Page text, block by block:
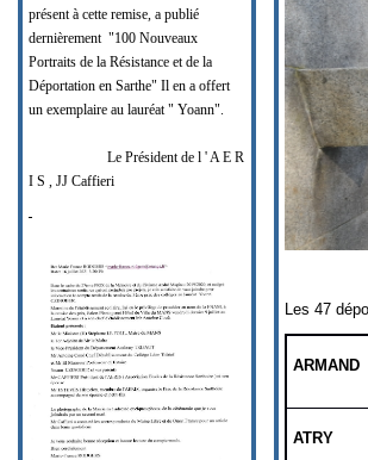
présent à cette remise, a publié
dernièrement "100 Nouveaux
Portraits de la Résistance et de la
Déportation en Sarthe" Il en a offert
un exemplaire au lauréat " Yoann".
Le Président de l ' A E R
I S , JJ Caffieri
Les 47
ARMAND
ATRY